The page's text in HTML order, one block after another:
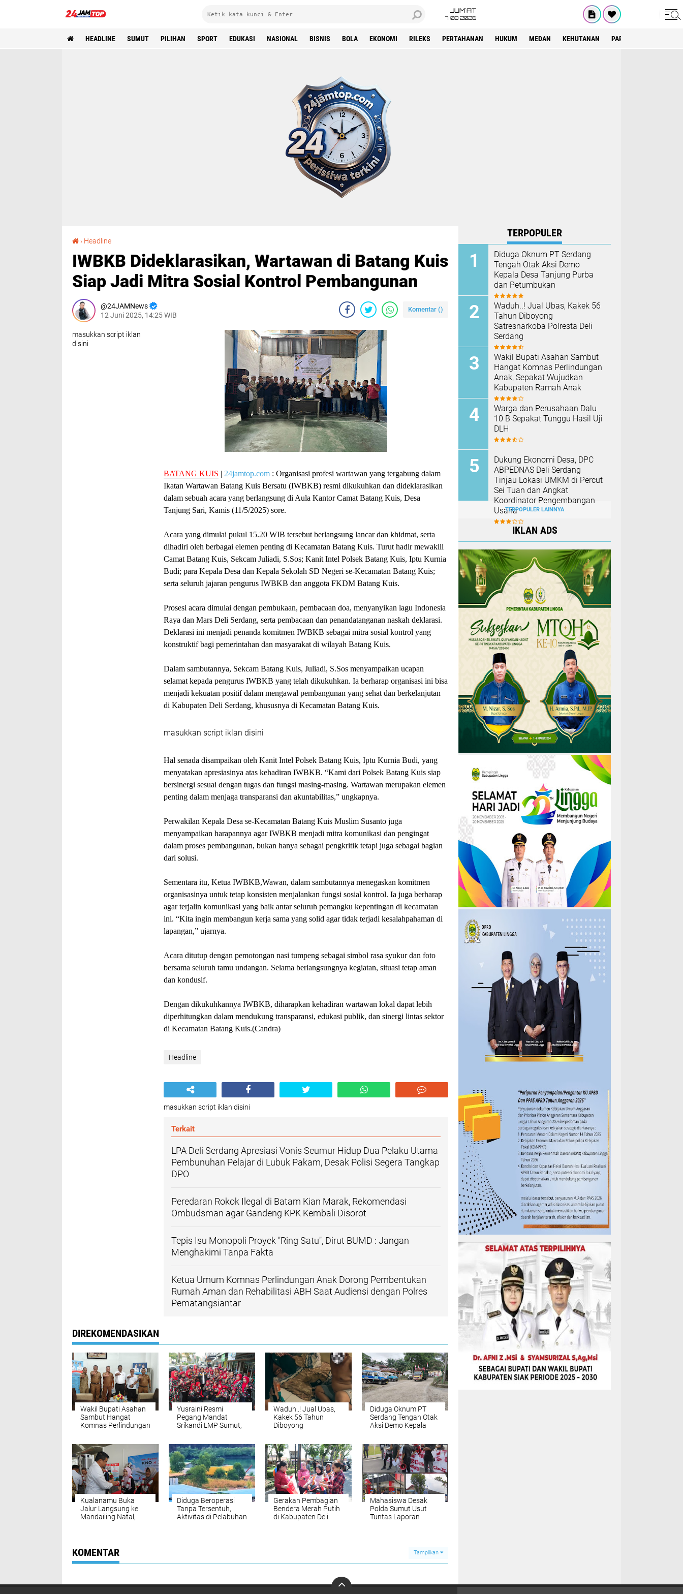
JUM'AT
7 08 2026
HEADLINE SUMUT PILIHAN SPORT EDUKASI NASIONAL BISNIS BOLA EKONOMI RILEKS PERTAHANAN HUKUM MEDAN KEHUTANAN PARIWISATA
› Headline
IWBKB Dideklarasikan, Wartawan di Batang Kuis
Siap Jadi Mitra Sosial Kontrol Pembangunan
24JAMNews
12 Juni 2025, 14:25 WIB
Komentar ()
masukkan script iklan
disini
BATANG KUIS | 24jamtop.com : Organisasi profesi wartawan yang tergabung dalam
Ikatan Wartawan Batang Kuis Bersatu (IWBKB) resmi dikukuhkan dan dideklarasikan
dalam sebuah acara yang berlangsung di Aula Kantor Camat Batang Kuis, Desa
Tanjung Sari, Kamis (11/5/2025) sore.
Acara yang dimulai pukul 15.20 WIB tersebut berlangsung lancar dan khidmat, serta
dihadiri oleh berbagai elemen penting di Kecamatan Batang Kuis. Turut hadir mewakili
Camat Batang Kuis, Sekcam Juliadi, S.Sos; Kanit Intel Polsek Batang Kuis, Iptu Kurnia
Budi; para Kepala Desa dan Kepala Sekolah SD Negeri se-Kecamatan Batang Kuis;
serta seluruh jajaran pengurus IWBKB dan anggota FKDM Batang Kuis.
Prosesi acara dimulai dengan pembukaan, pembacaan doa, menyanyikan lagu Indonesia
Raya dan Mars Deli Serdang, serta pembacaan dan penandatanganan naskah deklarasi.
Deklarasi ini menjadi penanda komitmen IWBKB sebagai mitra sosial kontrol yang
konstruktif bagi pemerintahan dan masyarakat di wilayah Batang Kuis.
Dalam sambutannya, Sekcam Batang Kuis, Juliadi, S.Sos menyampaikan ucapan
selamat kepada pengurus IWBKB yang telah dikukuhkan. Ia berharap organisasi ini bisa
menjadi kekuatan positif dalam mengawal pembangunan yang sehat dan berkelanjutan
di Kabupaten Deli Serdang, khususnya di Kecamatan Batang Kuis.
masukkan script iklan disini
Hal senada disampaikan oleh Kanit Intel Polsek Batang Kuis, Iptu Kurnia Budi, yang
menyatakan apresiasinya atas kehadiran IWBKB. “Kami dari Polsek Batang Kuis siap
bersinergi sesuai dengan tugas dan fungsi masing-masing. Wartawan merupakan elemen
penting dalam menjaga transparansi dan akuntabilitas,” ungkapnya.
Perwakilan Kepala Desa se-Kecamatan Batang Kuis Muslim Susanto juga
menyampaikan harapannya agar IWBKB menjadi mitra komunikasi dan pengingat
dalam proses pembangunan, bukan hanya sebagai pengkritik tetapi juga sebagai bagian
dari solusi.
Sementara itu, Ketua IWBKB,Wawan, dalam sambutannya menegaskan komitmen
organisasinya untuk tetap konsisten menjalankan fungsi sosial kontrol. Ia juga berharap
agar terjalin komunikasi yang baik antar seluruh pemangku kepentingan di kecamatan
ini. “Kita ingin membangun kerja sama yang solid agar tidak terjadi kesalahpahaman di
lapangan,” ujarnya.
Acara ditutup dengan pemotongan nasi tumpeng sebagai simbol rasa syukur dan foto
bersama seluruh tamu undangan. Selama berlangsungnya kegiatan, situasi tetap aman
dan kondusif.
Dengan dikukuhkannya IWBKB, diharapkan kehadiran wartawan lokal dapat lebih
diperhitungkan dalam mendukung transparansi, edukasi publik, dan sinergi lintas sektor
di Kecamatan Batang Kuis.(Candra)
Headline
masukkan script iklan disini
Terkait
LPA Deli Serdang Apresiasi Vonis Seumur Hidup Dua Pelaku Utama
Pembunuhan Pelajar di Lubuk Pakam, Desak Polisi Segera Tangkap
DPO
Peredaran Rokok Ilegal di Batam Kian Marak, Rekomendasi
Ombudsman agar Gandeng KPK Kembali Disorot
Tepis Isu Monopoli Proyek "Ring Satu", Dirut BUMD : Jangan
Menghakimi Tanpa Fakta
Ketua Umum Komnas Perlindungan Anak Dorong Pembentukan
Rumah Aman dan Rehabilitasi ABH Saat Audiensi dengan Polres
Pematangsiantar
DIREKOMENDASIKAN
Wakil Bupati Asahan
Sambut Hangat
Komnas Perlindungan
Ramah Anak
Yusraini Resmi
Pegang Mandat
Srikandi LMP Sumut,
Semua
Waduh..! Jual Ubas,
Kakek 56 Tahun
Diboyong
Diduga Oknum PT
Serdang Tengah Otak
Aksi Demo Kepala
Kualanamu Buka
Jalur Langsung ke
Mandailing Natal,
Diduga Beroperasi
Tanpa Tersentuh,
Aktivitas di Pelabuhan
Gerakan Pembagian
Bendera Merah Putih
di Kabupaten Deli
Mahasiswa Desak
Polda Sumut Usut
Tuntas Laporan
DPD Partai Demokrat
KOMENTAR Tampilkan
TERPOPULER
Diduga Oknum PT Serdang
Tengah Otak Aksi Demo
Kepala Desa Tanjung Purba
dan Petumbukan
Waduh..! Jual Ubas, Kakek 56
Tahun Diboyong
Satresnarkoba Polresta Deli
Serdang
Wakil Bupati Asahan Sambut
Hangat Komnas Perlindungan
Anak, Sepakat Wujudkan
Kabupaten Ramah Anak
Warga dan Perusahaan Dalu
10 B Sepakat Tunggu Hasil Uji
DLH
Dukung Ekonomi Desa, DPC
ABPEDNAS Deli Serdang
Tinjau Lokasi UMKM di Percut
Sei Tuan dan Angkat
Koordinator Pengembangan
UsahaTERPOPULER LAINNYA
IKLAN ADS